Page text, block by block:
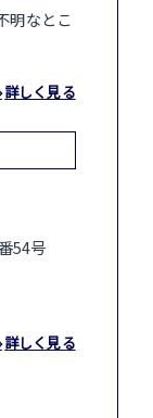
明なとこ
詳しく見る
54号
詳しく見る